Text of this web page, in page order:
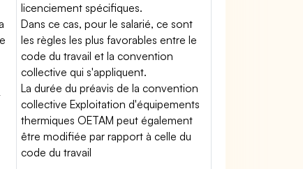
licenciement spécifiques.
Dans ce cas, pour le salarié, ce sont
les règles les plus favorables entre le
code du travail et la convention
collective qui s'appliquent.
La durée du préavis de la convention
collective Exploitation d'équipements
thermiques OETAM peut également
être modifiée par rapport à celle du
code du travail